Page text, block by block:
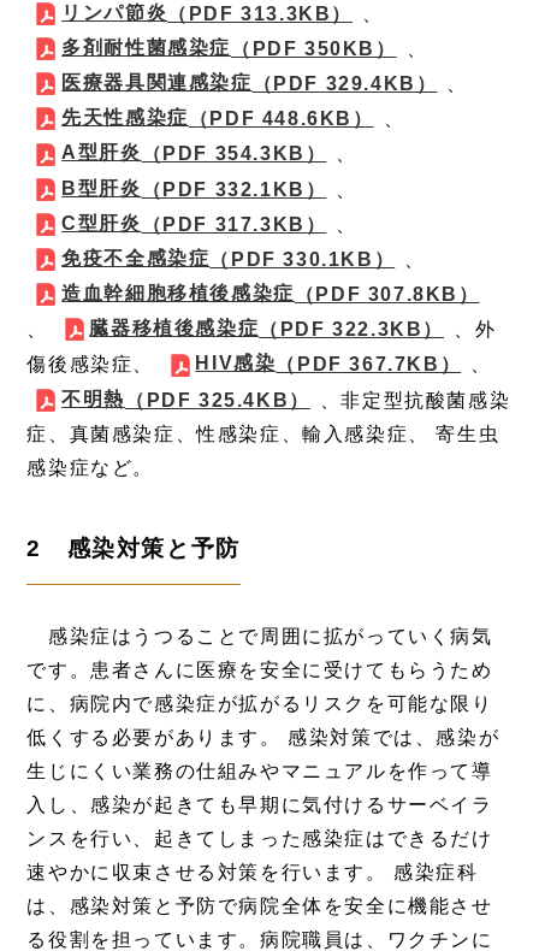
リンパ節炎 （PDF 313.3KB）
多剤耐性菌感染症
（PDF 350KB）
医療器具関連感染症 （PDF 329.4KB）
先天性感染症
（PDF 448.6KB）
、
A型肝炎 （PDF 354.3KB）
、
B型肝炎 （PDF 332.1KB）
C型肝炎 （PDF 317.3KB）
免疫不全感染症 （PDF 330.1KB）
造血幹細胞移植後感染症
（PDF 307.8KB）
、
臓器移植後感染症 （PDF 322.3KB）
、外
傷後感染症、
HIV感染 （PDF 367.7KB）
、
不明熱
（PDF 325.4KB）
、非定型抗酸菌感染
症、真菌感染症、性感染症、輸入感染症、 寄生虫
感染症など。
2 感染対策と予防
感染症はうつることで周囲に拡がっていく病気
です。患者さんに医療を安全に受けてもらうため
に、病院内で感染症が拡がるリスクを可能な限り
低くする必要があります。 感染対策では、感染が
生じにくい業務の仕組みやマニュアルを作って導
入し、感染が起きても早期に気付けるサーベイラ
ンスを行い、起きてしまった感染症はできるだけ
速やかに収束させる対策を行います。 感染症科
は、感染対策と予防で病院全体を安全に機能させ
る役割を担っています。病院職員は、ワクチンに